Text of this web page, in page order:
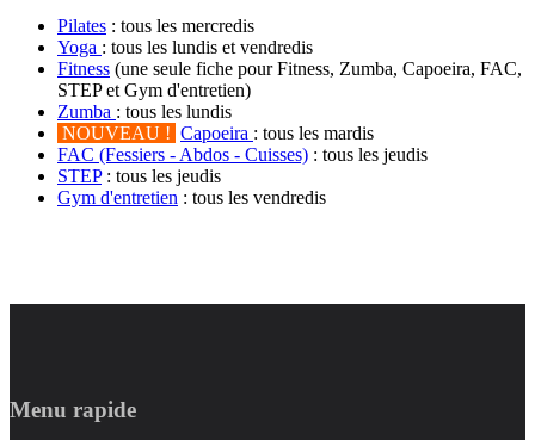
Pilates : tous les mercredis
Yoga : tous les lundis et vendredis
Fitness (une seule fiche pour Fitness, Zumba, Capoeira, FAC,
STEP et Gym d'entretien)
Zumba : tous les lundis
NOUVEAU ! Capoeira : tous les mardis
FAC (Fessiers - Abdos - Cuisses) : tous les jeudis
STEP: tous les jeudis
Gym d'entretien : tous les vendredis
Menu rapide